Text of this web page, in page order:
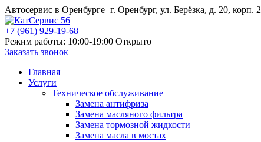
Автосервис в Оренбурге г. Оренбург, ул. Берёзка, д. 20, корп. 2
+7 (961) 929-19-68
Режим работы: 10:00-19:00 Открыто
Заказать звонок
Главная
Услуги
Техническое обслуживание
Замена антифриза
Замена масляного фильтра
Замена тормозной жидкости
Замена масла в мостах